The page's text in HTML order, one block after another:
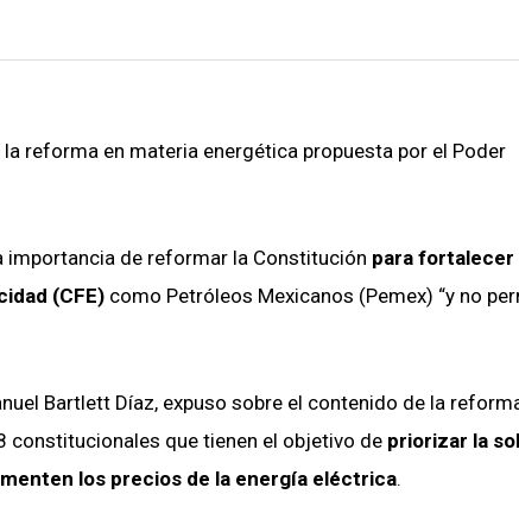
reforma en materia energética propuesta por el Poder
importancia de reformar la Constitución para fortalecer
(CFE) como Petróleos Mexicanos (Pemex) “y no
Bartlett Díaz, expuso sobre el contenido de la
constitucionales que tienen el objetivo de priorizar la
los precios de la energía eléctrica.